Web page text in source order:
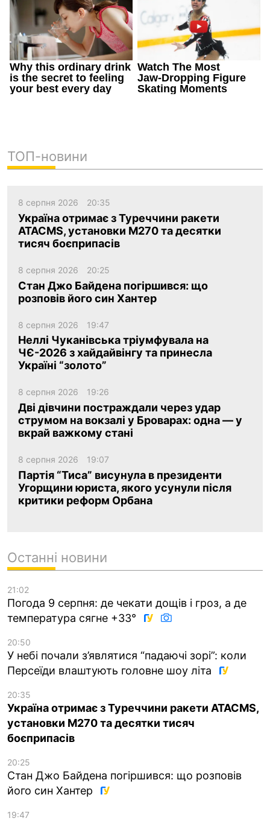
ТОП-новини
8 серпня 2026 20:35
Україна отримає з Туреччини ракети
ATACMS, установки M270 та десятки
тисяч боєприпасів
8 серпня 2026 20:25
Стан Джо Байдена погіршився: що
розповів його син Хантер
8 серпня 2026 19:47
Неллі Чуканівська тріумфувала на
ЧЄ-2026 з хайдайвінгу та принесла
Україні “золото”
8 серпня 2026 19:26
Дві дівчини постраждали через удар
струмом на вокзалі у Броварах: одна — у
вкрай важкому стані
8 серпня 2026 19:07
Партія “Тиса” висунула в президенти
Угорщини юриста, якого усунули після
критики реформ Орбана
Останні новини
21:02
Погода 9 серпня: де чекати дощів і гроз, а де
температура сягне +33°
20:50
У небі почали з’являтися “падаючі зорі”: коли
Персеїди влаштують головне шоу літа
20:35
Україна отримає з Туреччини ракети ATACMS,
установки M270 та десятки тисяч
боєприпасів
20:25
Стан Джо Байдена погіршився: що розповів
його син Хантер
19:47